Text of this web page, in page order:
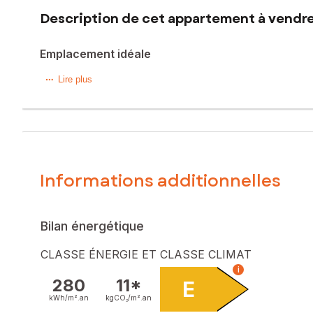
Description de cet appartement à
Emplacement idéale
Situé dans la charmante ville des Sables-d'Olonne
Silvina Andrade vous présente cet appartement de 68
Les informations sur les risques auxquels ce bien est
Prix de vente : 195 000 €
Contactez votre conseiller SAFTI : Silvina ANDRADE,
Lire plus
Informations additionnelles
Bilan énergétique
CLASSE ÉNERGIE ET CLASSE CLIMAT
280
kWh/m². an
11*
kgCO₂/m². an E
i